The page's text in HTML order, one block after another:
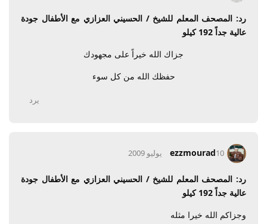
رد: المصحف المعلم للشيخ / الحسيني العزازي مع الأطفال جودة
عالية جداً 192 كيلو
جزاك الله خيراً على مجهودك
حفظك الله من كل سوء
يرد
ezzmourad10 يوليو 2009
رد: المصحف المعلم للشيخ / الحسيني العزازي مع الأطفال جودة
عالية جداً 192 كيلو
وجزاكم الله خيرا مثله